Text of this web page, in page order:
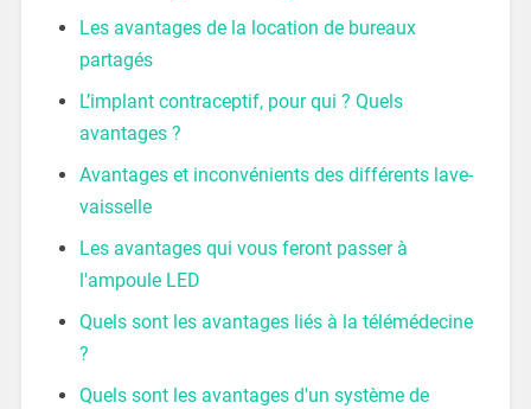
Les avantages de la location de bureaux
partagés
L’implant contraceptif, pour qui ? Quels
avantages ?
Avantages et inconvénients des différents lave-
vaisselle
Les avantages qui vous feront passer à
l'ampoule LED
Quels sont les avantages liés à la télémédecine
?
Quels sont les avantages d'un système de